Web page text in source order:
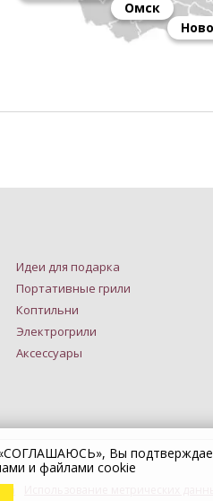
Омск
Идеи для подарка
Портативные грили
Коптильни
Электрогрили
Аксессуары
Вы
и файлами cookie